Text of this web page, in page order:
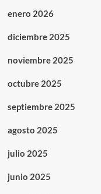
enero 2026
diciembre 2025
noviembre 2025
octubre 2025
septiembre 2025
agosto 2025
julio 2025
junio 2025